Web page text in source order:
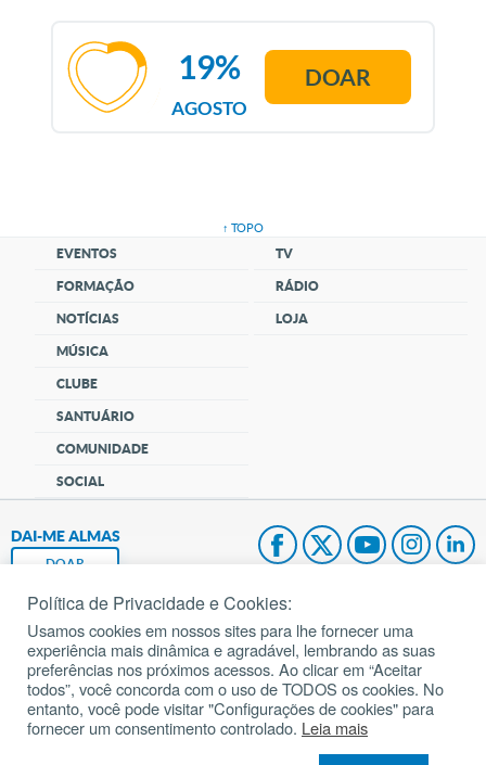
AGOSTO
19% DOAR
↑ TOPO
EVENTOS
FORMAÇÃO
NOTÍCIAS
MÚSICA
CLUBE
SANTUÁRIO
COMUNIDADE
SOCIAL
TV
RÁDIO
LOJA
DAI-ME ALMAS
DOAR
Fundação João Paulo II
Pedido de Oração
Mapa do site
Política de Privacidade e Cookies:
Usamos cookies em nossos sites para lhe fornecer uma
experiência mais dinâmica e agradável, lembrando as suas
preferências nos próximos acessos. Ao clicar em “Aceitar
todos”, você concorda com o uso de TODOS os cookies. No
entanto, você pode visitar "Configurações de cookies" para
fornecer um consentimento controlado. Leia mais